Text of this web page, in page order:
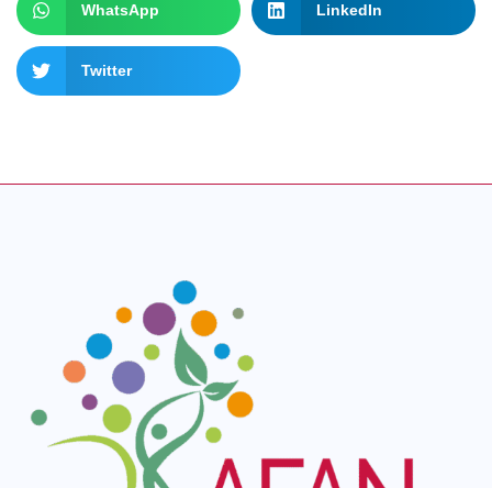
WhatsApp LinkedIn
Twitter